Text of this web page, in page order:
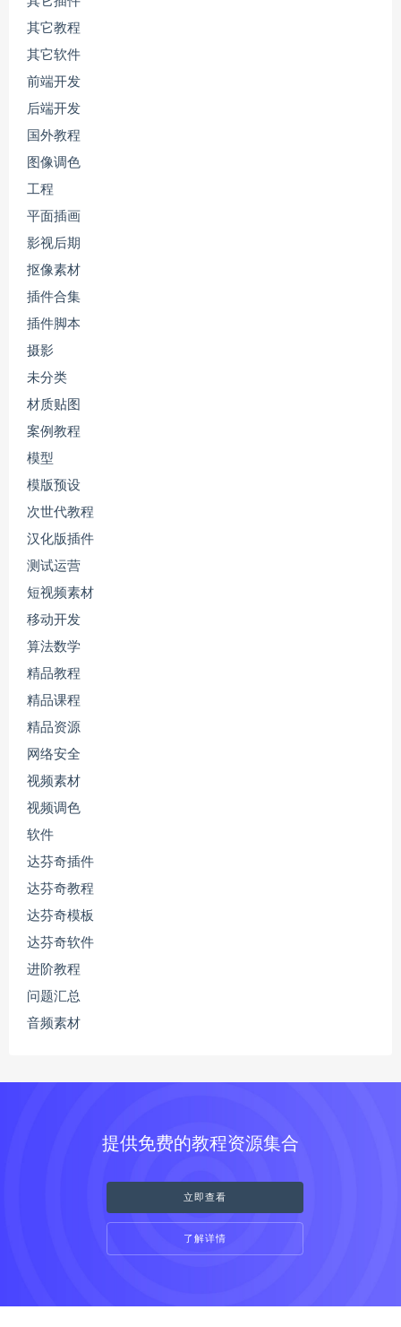
其它教程
其它软件
前端开发
后端开发
国外教程
图像调色
工程
平面插画
影视后期
抠像素材
插件合集
插件脚本
摄影
未分类
材质贴图
案例教程
模型
模版预设
次世代教程
汉化版插件
测试运营
短视频素材
移动开发
算法数学
精品教程
精品课程
精品资源
网络安全
视频素材
视频调色
软件
达芬奇插件
达芬奇教程
达芬奇模板
达芬奇软件
进阶教程
问题汇总
音频素材
提供免费的教程资源集合
立即查看
了解详情